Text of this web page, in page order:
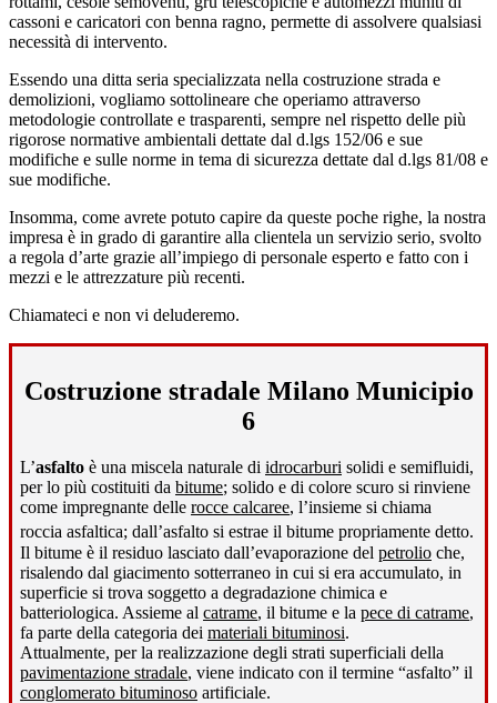
cassoni e caricatori con benna ragno, permette di assolvere qualsiasi
necessità di intervento.
Essendo una ditta seria specializzata nella costruzione strada e
demolizioni, vogliamo sottolineare che operiamo attraverso
metodologie controllate e trasparenti, sempre nel rispetto delle più
rigorose normative ambientali dettate dal d.lgs 152/06 e sue
modifiche e sulle norme in tema di sicurezza dettate dal d.lgs 81/08 e
sue modifiche.
Insomma, come avrete potuto capire da queste poche righe, la nostra
impresa è in grado di garantire alla clientela un servizio serio, svolto
a regola d’arte grazie all’impiego di personale esperto e fatto con i
mezzi e le attrezzature più recenti.
Chiamateci e non vi deluderemo.
Costruzione stradale Milano Municipio
6
L’asfalto è una miscela naturale di idrocarburi solidi e semifluidi,
per lo più costituiti da bitume; solido e di colore scuro si rinviene
come impregnante delle rocce calcaree, l’insieme si chiama
roccia asfaltica; dall’asfalto si estrae il bitume propriamente detto.
Il bitume è il residuo lasciato dall’evaporazione del petrolio che,
risalendo dal giacimento sotterraneo in cui si era accumulato, in
superficie si trova soggetto a degradazione chimica e
batteriologica. Assieme al catrame, il bitume e la pece di catrame,
fa parte della categoria dei materiali bituminosi.
Attualmente, per la realizzazione degli strati superficiali della
pavimentazione stradale, viene indicato con il termine “asfalto” il
conglomerato bituminoso artificiale.